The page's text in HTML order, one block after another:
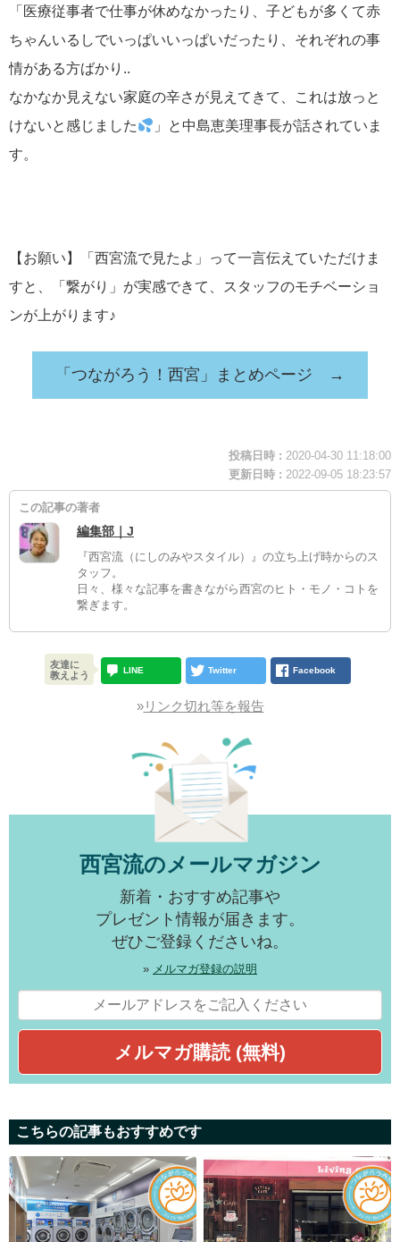
「医療従事者で仕事が休めなかったり、子どもが多くて赤
ちゃんいるしでいっぱいいっぱいだったり、それぞれの事
情がある方ばかり..
なかなか見えない家庭の辛さが見えてきて、これは放っと
けないと感じました
」と中島恵美理事長が話されていま
す。
【お願い】「西宮流で見たよ」って一言伝えていただけま
すと、「繋がり」が実感できて、スタッフのモチベーショ
ンが上がります♪
「つながろう！西宮」まとめページ →
投稿日時 : 2020-04-30 11:18:00
更新日時 : 2022-09-05 18:23:57
この記事の著者
編集部｜J
『西宮流（にしのみやスタイル）』の立ち上げ時からのス
タッフ。
日々、様々な記事を書きながら西宮のヒト・モノ・コトを
繋ぎます。
友達に
教えよう
LINE Twitter Facebook
»リンク切れ等を報告
西宮流のメールマガジン
新着・おすすめ記事や
プレゼント情報が届きます。
ぜひご登録くださいね。
» メルマガ登録の説明
こちらの記事もおすすめです